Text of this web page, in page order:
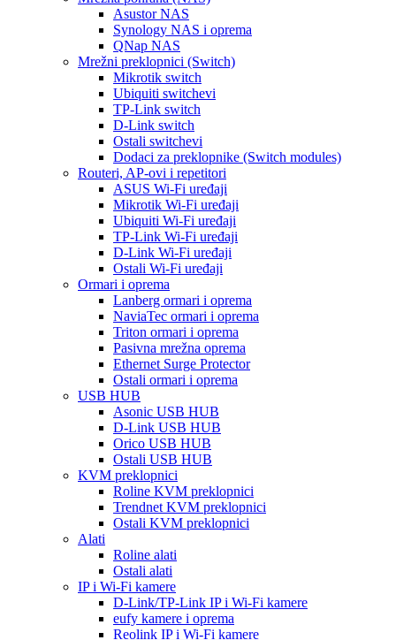
Asustor NAS
Synology NAS i oprema
QNap NAS
Mrežni preklopnici (Switch)
Mikrotik switch
Ubiquiti switchevi
TP-Link switch
D-Link switch
Ostali switchevi
Dodaci za preklopnike (Switch modules)
Routeri, AP-ovi i repetitori
ASUS Wi-Fi uređaji
Mikrotik Wi-Fi uređaji
Ubiquiti Wi-Fi uređaji
TP-Link Wi-Fi uređaji
D-Link Wi-Fi uređaji
Ostali Wi-Fi uređaji
Ormari i oprema
Lanberg ormari i oprema
NaviaTec ormari i oprema
Triton ormari i oprema
Pasivna mrežna oprema
Ethernet Surge Protector
Ostali ormari i oprema
USB HUB
Asonic USB HUB
D-Link USB HUB
Orico USB HUB
Ostali USB HUB
KVM preklopnici
Roline KVM preklopnici
Trendnet KVM preklopnici
Ostali KVM preklopnici
Alati
Roline alati
Ostali alati
IP i Wi-Fi kamere
D-Link/TP-Link IP i Wi-Fi kamere
eufy kamere i oprema
Reolink IP i Wi-Fi kamere